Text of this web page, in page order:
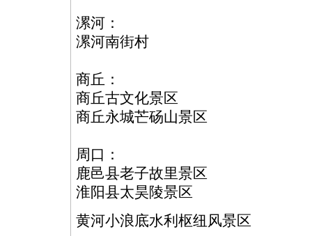
漯河：
漯河南街村
商丘：
商丘古文化景区
商丘永城芒砀山景区
周口：
鹿邑县老子故里景区
淮阳县太昊陵景区
黄河小浪底水利枢纽风景区